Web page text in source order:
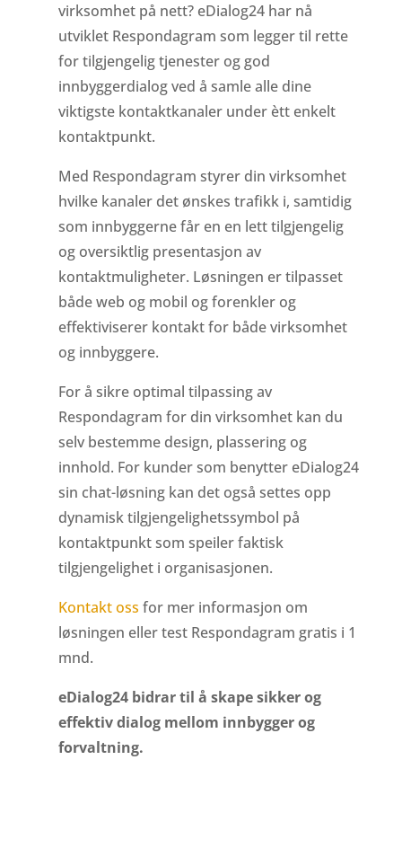
virksomhet på nett? eDialog24 har nå
utviklet Respondagram som legger til rette
for tilgjengelig tjenester og god
innbyggerdialog ved å samle alle dine
viktigste kontaktkanaler under ètt enkelt
kontaktpunkt.
Med Respondagram styrer din virksomhet
hvilke kanaler det ønskes trafikk i, samtidig
som innbyggerne får en en lett tilgjengelig
og oversiktlig presentasjon av
kontaktmuligheter. Løsningen er tilpasset
både web og mobil og forenkler og
effektiviserer kontakt for både virksomhet
og innbyggere.
For å sikre optimal tilpassing av
Respondagram for din virksomhet kan du
selv bestemme design, plassering og
innhold. For kunder som benytter eDialog24
sin chat-løsning kan det også settes opp
dynamisk tilgjengelighetssymbol på
kontaktpunkt som speiler faktisk
tilgjengelighet i organisasjonen.
Kontakt oss for mer informasjon om
løsningen eller test Respondagram gratis i 1
mnd.
eDialog24 bidrar til å skape sikker og
effektiv dialog mellom innbygger og
forvaltning.